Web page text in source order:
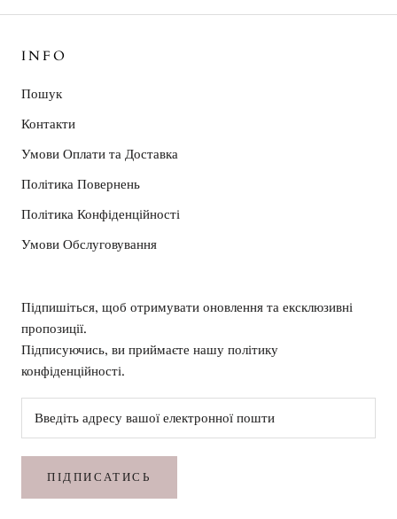
INFO
Пошук
Контакти
Умови Оплати та Доставка
Політика Повернень
Політика Конфіденційності
Умови Обслуговування
Підпишіться, щоб отримувати оновлення та ексклюзивні
пропозиції.
Підписуючись, ви приймаєте нашу політику
конфіденційності.
ПІДПИСАТИСЬ